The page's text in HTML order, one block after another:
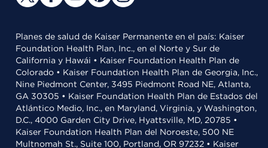
Planes de salud de Kaiser Permanente en el país: Kaiser
Foundation Health Plan, Inc., en el Norte y Sur de
California y Hawái • Kaiser Foundation Health Plan de
Colorado • Kaiser Foundation Health Plan de Georgia, Inc.,
Nine Piedmont Center, 3495 Piedmont Road NE, Atlanta,
GA 30305 • Kaiser Foundation Health Plan de Estados del
Atlántico Medio, Inc., en Maryland, Virginia, y Washington,
D.C., 4000 Garden City Drive, Hyattsville, MD, 20785 •
Kaiser Foundation Health Plan del Noroeste, 500 NE
Multnomah St., Suite 100, Portland, OR 97232 • Kaiser